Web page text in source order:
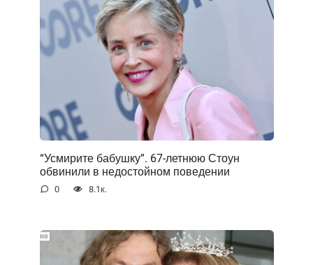
“Усмирите бабушку”. 67-летнюю Стоун
обвинили в недостойном поведении
0 8.1к.